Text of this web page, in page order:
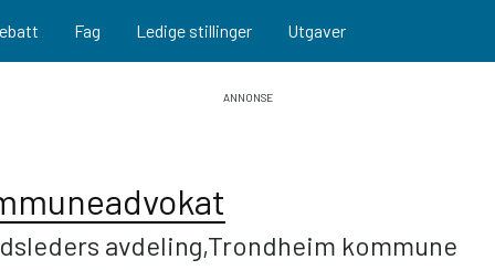
Fag Ledige stillinger Utgaver
avdeling,Trondheim kommune